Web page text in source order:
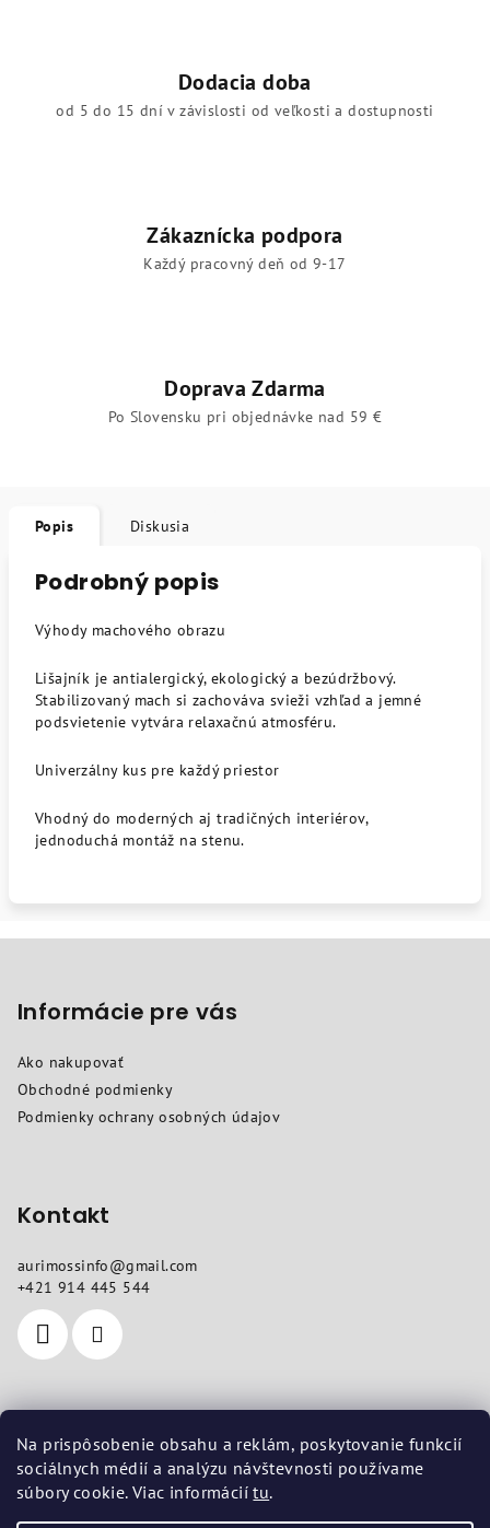
Na prispôsobenie obsahu a reklám, poskytovanie funkcií
sociálnych médií a analýzu návštevnosti používame
súbory cookie. Viac informáciítu.
Dodacia doba
od 5 do 15 dní v závislosti od veľkosti a dostupnosti
Zákaznícka podpora
Každý pracovný deň od 9-17
Doprava Zdarma
Po Slovensku pri objednávke nad 59 €
Popis Diskusia
Podrobný popis
Výhody machového obrazu
Lišajník je antialergický, ekologický a bezúdržbový.
Stabilizovaný mach si zachováva svieži vzhľad a jemné
podsvietenie vytvára relaxačnú atmosféru.
Univerzálny kus pre každý priestor
Vhodný do moderných aj tradičných interiérov,
jednoduchá montáž na stenu.
Informácie pre vás
Ako nakupovať
Obchodné podmienky
Podmienky ochrany osobných údajov
Kontakt
aurimossinfo@gmail.com
+421 914 445 544
Kde nás nájdete
Sídlo
: Sokolovská 10, Košice 04011
Prevádzka : Vojenská 14, Košice 04001